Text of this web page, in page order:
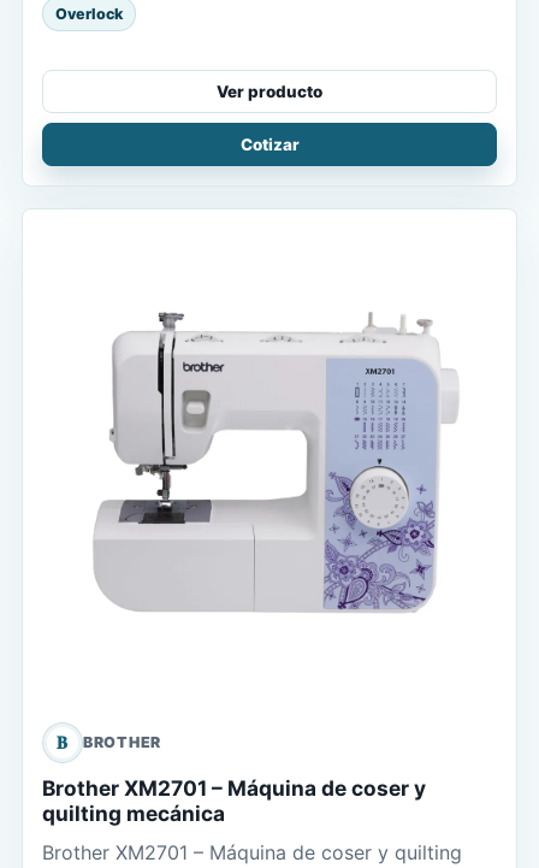
Overlock
Ver producto
Cotizar
B BROTHER
Brother XM2701 – Máquina de coser y
quilting mecánica
Brother XM2701 – Máquina de coser y quilting